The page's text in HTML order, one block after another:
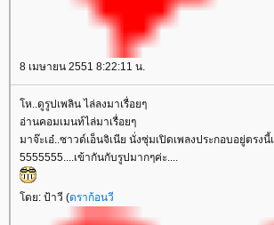
8 เมษายน 2551 8:22:11 น.
ห..ดูรูปเพลิน ไล่ลงมาเรื่อยๆ
อ่านคอมเมนท์ไล่มาเรื่อยๆ
มาจ๊ะเอ๋..ซาวด์เอ็นจิเนีย นั่งซุ่มเปิดเพลงประกอบอยู่ตรงนี้
5555555....เข้ากันกับรูปมากๆค่ะ....
ดย: ป้าวี (ดราก้อนวี